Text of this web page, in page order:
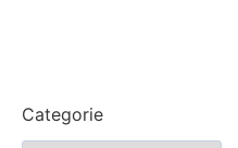
Categorie